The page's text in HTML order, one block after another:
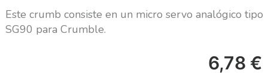
Este crumb consiste en un micro servo analógico tipo
SG90 para Crumble.
6,78 €